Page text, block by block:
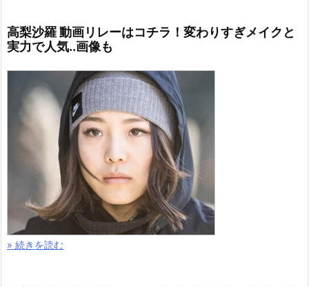
高梨沙羅 動画リレーはコチラ！変わりすぎメイクと
実力で人気..画像も
» 続きを読む